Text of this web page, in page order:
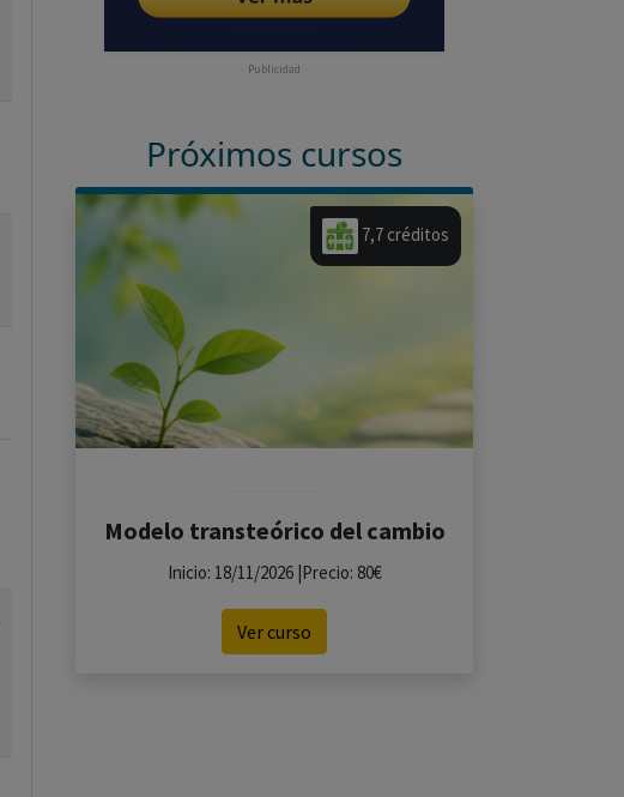
Publicidad
Próximos cursos
7,7 créditos
Modelo transteórico del cambio
Inicio: 18/11/2026 |Precio: 80€
Ver curso